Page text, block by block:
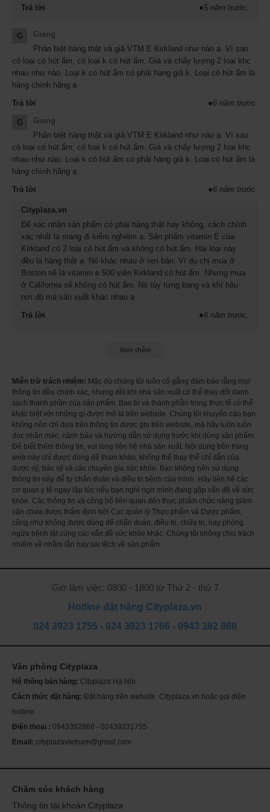
Vitamin E góp phần hỗ trợ sức khỏe hệ tuần hoàn bằng cách
ngăn ngừa oxi hóa cholesterol LDL, tình trạng có thể gây tổn
thương tế bào.
Vitamin E400 chống chảy xệ, Cung cấp độ ẩm cho da, Giải
phóng năng lượng, Làm sáng da, Ngăn ngừa nếp nhăn, Tái
tạo tế bào da, Loại bỏ độc tố cho da, Giảm nám, Chống và trị
mụn trứng cá, Chống oxi hóa và lão hóa, Giúp ngăn ngừa và
làm giảm các biến chứng của bệnh đục thủy tinh thể, suy
bảo quản, không men, tinh bột hay gluten
Dùng 1 viên nangVitamin Emỗi ngày, tốt hơn khi dùng sau bữa
ăn.
Cảnh báo:
Vitamin E để xa tầm với của trẻ em.
VITAMIN-E KIRKLAND 500 viên - ảnh minh họa
10 công dụng thần kỳ củaVitamin E
Vitamin Ecó tác dụng hỗ trợ và làm mịn da cũng như điều trị
sẹo sau mụn.
Vitamin E giúp bảo vệ mô khỏi quá trình oxy hóa, làm chậm
dùng đúng liều lượng.
Không chỉ dùng để uống, dịch trích ra từ viên nang
là một số công dụng chính:
1. Mặt nạ mờ sẹo
Trộn bột mì, bột nghệ, nước và một nửa viên nang vitamin E
Trả lời ●5 năm trước.
G
Giang
Phân biệt hàng thật và giả VTM E Kirkland như nào ạ. Vì sao
có loại có hút ẩm, có loại k có hút ẩm. Giá và chấy lượng 2 loại khc
nhau như nào. Loại k có hút ẩm có phải hàng giả k. Loại có hút ẩm là
hàng chính hãng ạ
Trả lời
●6 năm trước.
G
Giang
Phân biệt hàng thật và giả VTM E Kirkland như nào ạ. Vì sao
có loại có hút ẩm, có loại k có hút ẩm. Giá và chấy lượng 2 loại khc
nhau như nào. Loại k có hút ẩm có phải hàng giả k. Loại có hút ẩm là
hàng chính hãng ạ
Trả lời
●6 năm trước.
Cityplaza.vn
Để xác nhận sản phẩm có phải hàng thật hay không, cách chính
xác nhất là mang đi kiểm nghiệm ạ. Sản phẩm vitamin E của
Kirkland có 2 loại có hút ẩm và không có hút ẩm. Hai loại này
đều là hàng thật ạ. Nó khác nhau ở nơi bán. Ví dụ chị mua ở
Boston sẽ là vitamin e 500 viên Kirkland có hút ẩm. Nhưng mua
ở California sẽ không có hút ẩm. Nó tùy từng bang và khí hậu
nơi đó mà sản xuất khác nhau ạ
Trả lời
●6 năm trước.
Xem thêm
Miễn trừ trách nhiệm: Mặc dù chúng tôi luôn cố gắng đảm bảo rằng mọi
thông tin đều chính xác, nhưng đôi khi nhà sản xuất có thể thay đổi danh
sách thành phần của sản phẩm. Bao bì và thành phần trong thực tế có thể
khác biệt với những gì được mô tả trên website. Chúng tôi khuyến cáo bạn
không nên chỉ dựa trên thông tin được ghi trên website, mà hãy luôn luôn
đọc nhãn mác, cảnh báo và hướng dẫn sử dụng trước khi dùng sản phẩm.
Để biết thêm thông tin, vui lòng liên hệ nhà sản xuất. Nội dung trên trang
web này chỉ được dùng để tham khảo, không thể thay thế chỉ dẫn của
dược sỹ, bác sỹ và các chuyên gia sức khỏe. Bạn không nên sử dụng
thông tin này để tự chẩn đoán và điều trị bệnh của mình. Hãy liên hệ các
cơ quan y tế ngay lập tức nếu bạn nghi ngờ mình đang gặp vấn đề về sức
khỏe. Các thông tin và công bố liên quan đến thực phẩm chức năng giảm
cân chưa được thẩm định bởi Cục quản lý Thực phẩm và Dược phẩm,
cũng như không được dùng để chẩn đoán, điều trị, chữa trị, hay phòng
ngừa bệnh tật cùng các vấn đề sức khỏe khác. Chúng tôi không chịu trách
nhiệm về nhầm lẫn hay sai lệch về sản phẩm.
Giờ làm việc: 0800 - 1800 từ Thứ 2 - thứ 7
Hotline đặt hàng Cityplaza.vn
024 3923 1755 - 024 3923 1766 - 0943 382 868
Văn phòng Cityplaza
Hệ thống bán hàng: Cityplaza Hà Nội
Cách thức đặt hàng: Đặt hàng trên website: Cityplaza.vn hoăc gọi điện
hotline
Điện thoại : 0943382868 - 02439231755
Email: cityplazavietnam@gmail.com
Chăm sóc khách hàng
Thông tin tài khoản Cityplaza